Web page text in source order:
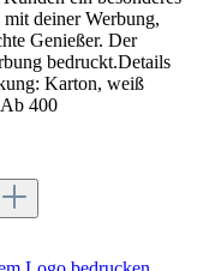
mit deiner Werbung,
Genießer. Der
bedruckt.Details
Karton, weiß
400